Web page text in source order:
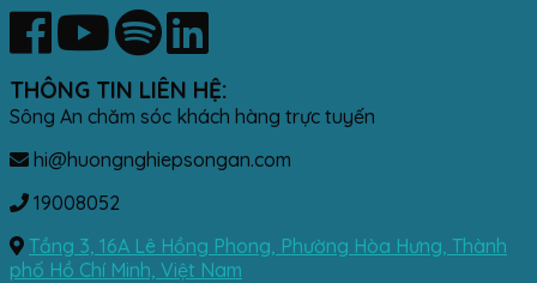
THÔNG TIN LIÊN HỆ:
Sông An chăm sóc khách hàng trực tuyến
hi@huongnghiepsongan.com
19008052
Tầng 3, 16A Lê Hồng Phong, Phường Hòa Hưng, Thành
phố Hồ Chí Minh, Việt Nam